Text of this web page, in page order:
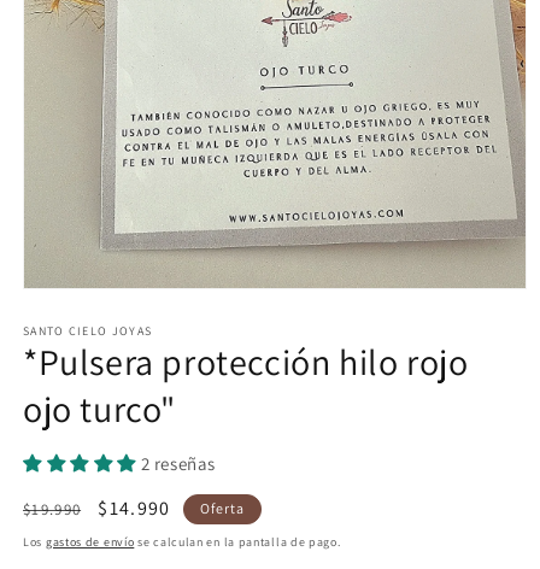
multimedia
1
ventana
modal
SANTO CIELO JOYAS
*Pulsera protección hilo rojo
ojo turco"
2 reseñas
Precio
habitual
$19.990
Precio
de
$14.990 Oferta
Los gastos de envío se calculan en la pantalla de pago.